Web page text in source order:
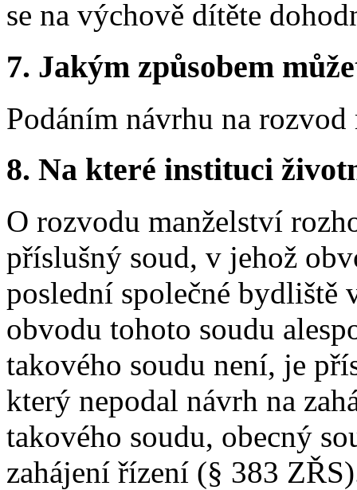
se na výchově dítěte
7. Jakým způsobem
Podáním návrhu na
8. Na které instituci
O rozvodu manželství
příslušný soud, v jehož
poslední společné
obvodu tohoto soudu
takového soudu není, je
který nepodal návrh na
takového soudu, obecný
zahájení řízení (§ 383